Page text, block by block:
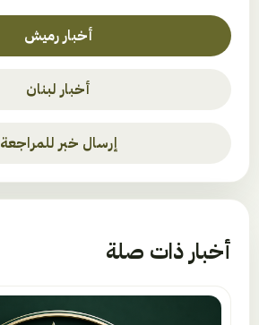
أخبار رميش
أخبار لبنان
إرسال خبر للمراجعة
أخبار ذات صلة